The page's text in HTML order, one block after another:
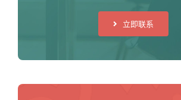
立即联系